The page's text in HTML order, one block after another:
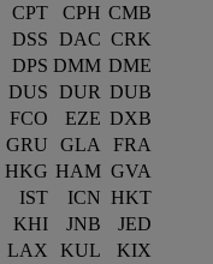
CMB
CPH
CPT
CRK
DAC
DSS
DME
DMM
DPS
DUB
DUR
DUS
DXB
EZE
FCO
FRA
GLA
GRU
GVA
HAM
HKG
HKT
ICN
IST
JED
JNB
KHI
KIX
KUL
LAX